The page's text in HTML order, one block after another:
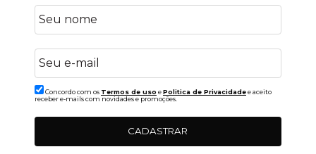
Concordo com os Termos de uso ePolitica de Privacidadee aceito
receber e-mails com novidades e promoções.
CADASTRAR